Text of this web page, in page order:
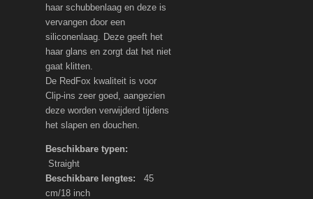
haar schubbenlaag en deze is
vervangen door een
siliconenlaag. Deze geeft het
haar glans en zorgt dat het niet
gaat klitten.
De RedFox kwaliteit is voor
Clip-ins zeer goed, aangezien
deze worden verwijderd tijdens
het slapen en douchen.
Beschikbare typen:
Straight
Beschikbare lengtes: 45
cm/18 inch